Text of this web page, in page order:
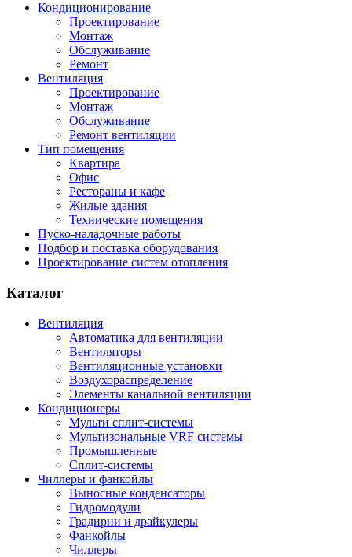
Кондиционирование
Проектирование
Монтаж
Обслуживание
Ремонт
Вентиляция
Проектирование
Монтаж
Обслуживание
Ремонт вентиляции
Тип помещения
Квартира
Офис
Рестораны и кафе
Жилые здания
Технические помещения
Пуско-наладочные работы
Подбор и поставка оборудования
Проектирование систем отопления
Каталог
Вентиляция
Автоматика для вентиляции
Вентиляторы
Вентиляционные установки
Воздухораспределение
Элементы канальной вентиляции
Кондиционеры
Мульти сплит-системы
Мультизональные VRF системы
Промышленные
Сплит-системы
Чиллеры и фанкойлы
Выносные конденсаторы
Гидромодули
Градирни и драйкулеры
Фанкойлы
Чиллеры